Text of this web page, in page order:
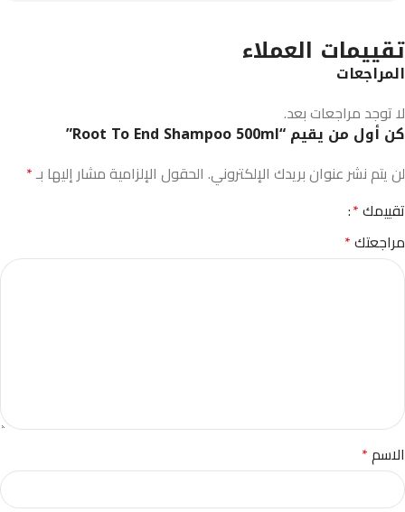
تقييمات العملاء
المراجعات
لا توجد مراجعات بعد.
كن أول من يقيم “Root To End Shampoo 500ml”
لن يتم نشر عنوان بريدك الإلكتروني. الحقول الإلزامية مشار إليها بـ*
تقييمك*
مراجعتك*
الاسم*